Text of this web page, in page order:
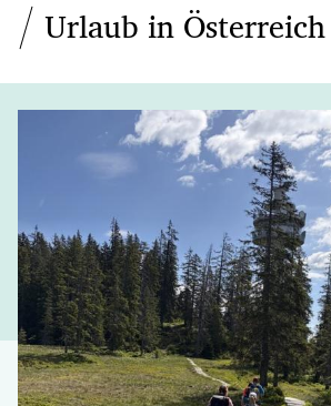
Urlaub in Österreich